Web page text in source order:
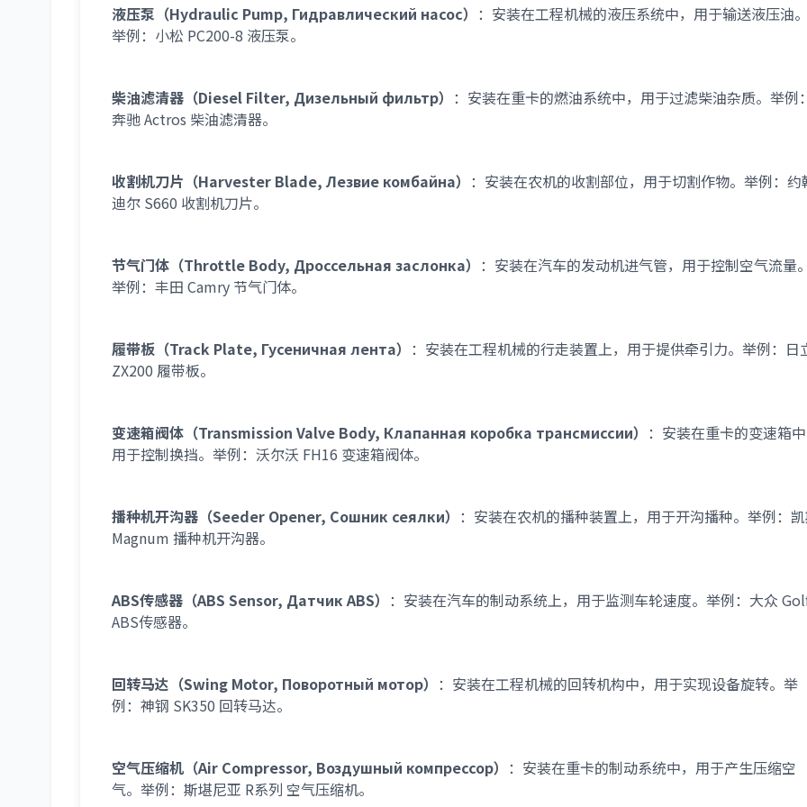
液压泵（Hydraulic Pump, Гидравлический насос） ：安装在工程机械的液压系统中，用于输送液压油。
举例：小松 PC200-8 液压泵。
柴油滤清器（Diesel Filter, Дизельный фильтр） ：安装在重卡的燃油系统中，用于过滤柴油杂质。举例：
奔驰 Actros 柴油滤清器。
收割机刀片（Harvester Blade, Лезвие комбайна） ：安装在农机的收割部位，用于切割作物。举例：约
迪尔 S660 收割机刀片。
节气门体（Throttle Body, Дроссельная заслонка） ：安装在汽车的发动机进气管，用于控制空气流量。
举例：丰田 Camry 节气门体。
履带板（Track Plate, Гусеничная лента） ：安装在工程机械的行走装置上，用于提供牵引力。举例：日
ZX200 履带板。
变速箱阀体（Transmission Valve Body, Клапанная коробка трансмиссии） ：安装在重卡的变速箱中
用于控制换挡。举例：沃尔沃 FH16 变速箱阀体。
播种机开沟器（Seeder Opener, Сошник сеялки） ：安装在农机的播种装置上，用于开沟播种。举例：
Magnum 播种机开沟器。
ABS传感器（ABS Sensor, Датчик ABS） ：安装在汽车的制动系统上，用于监测车轮速度。举例：大众
ABS传感器。
回转马达（Swing Motor, Поворотный мотор） ：安装在工程机械的回转机构中，用于实现设备旋转。举
例：神钢 SK350 回转马达。
空气压缩机（Air Compressor, Воздушный компрессор） ：安装在重卡的制动系统中，用于产生压缩空
气。举例：斯堪尼亚 R系列 空气压缩机。